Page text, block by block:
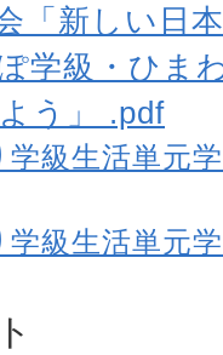
「新しい日
学級・ひま
う」 .pdf
学級生活単元
学級生活単元